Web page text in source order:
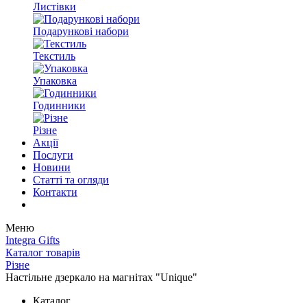
Листівки
Подарункові набори
Текстиль
Упаковка
Годинники
Різне
Акції
Послуги
Новини
Статті та огляди
Контакти
Меню
Integra Gifts
Каталог товарів
Різне
Настільне дзеркало на магнітах "Unique"
Каталог